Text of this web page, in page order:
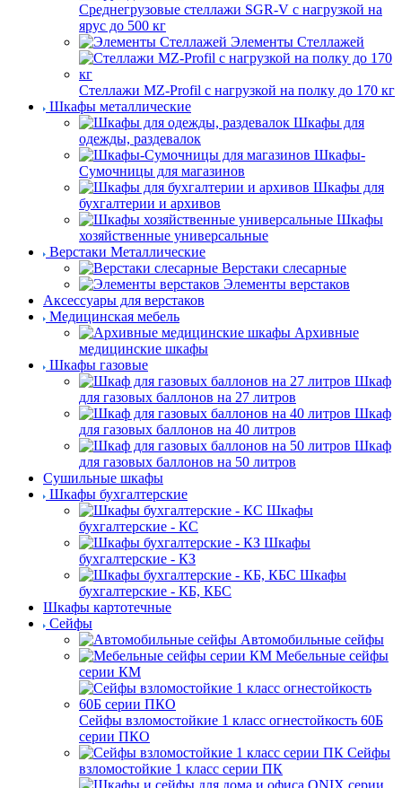
Среднегрузовые стеллажи SGR-V с нагрузкой на
ярус до 500 кг
Элементы Стеллажей
Стеллажи MZ-Profil с нагрузкой на полку до 170 кг
Шкафы металлические
Шкафы для
одежды, раздевалок
Шкафы-
Сумочницы для магазинов
Шкафы для
бухгалтерии и архивов
Шкафы
хозяйственные универсальные
Верстаки Металлические
Верстаки слесарные
Элементы верстаков
Аксессуары для верстаков
Медицинская мебель
Архивные
медицинские шкафы
Шкафы газовые
Шкаф
для газовых баллонов на 27 литров
Шкаф
для газовых баллонов на 40 литров
Шкаф
для газовых баллонов на 50 литров
Сушильные шкафы
Шкафы бухгалтерские
Шкафы
бухгалтерские - КС
Шкафы
бухгалтерские - КЗ
Шкафы
бухгалтерские - КБ, КБС
Шкафы картотечные
Сейфы
Автомобильные сейфы
Мебельные сейфы
серии КМ
Сейфы взломостойкие 1 класс огнестойкость 60Б
серии ПКО
Сейфы
взломостойкие 1 класс серии ПК